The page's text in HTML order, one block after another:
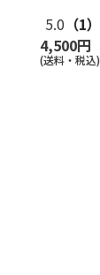
5.0 （1）
4,500円
(送料・税込)